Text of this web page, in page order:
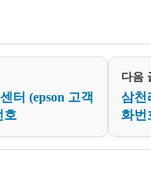
터 (epson 고객
호
다음
삼천
화번